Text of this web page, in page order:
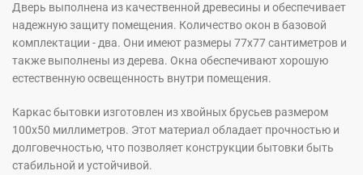
Дверь выполнена из качественной древесины и обеспечивает
надежную защиту помещения. Количество окон в базовой
комплектации - два. Они имеют размеры 77х77 сантиметров и
также выполнены из дерева. Окна обеспечивают хорошую
естественную освещенность внутри помещения.
Каркас бытовки изготовлен из хвойных брусьев размером
100х50 миллиметров. Этот материал обладает прочностью и
долговечностью, что позволяет конструкции бытовки быть
стабильной и устойчивой.